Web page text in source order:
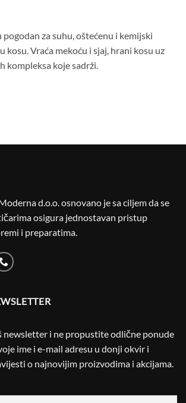
pogodan za suhu, oštećenu i kemijski
kosu. Vraća mekoću i sjaj, hrani kosu uz
kompleksa koje sadrži.
d.o.o. osnovano je sa ciljem da se
osigura jednostavan pristup
i preparatima.
newsletter i ne propustite odlične ponude
ime i e-mail adresu u donji okvir i
o najnovijim proizvodima i akcijama.